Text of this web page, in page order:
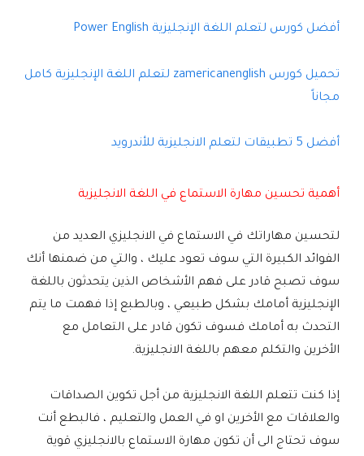
أفضل كورس لتعلم اللغة الإنجليزية Power English
تحميل كورس zamericanenglish لتعلم اللغة الإنجليزية كامل
مجاناً
أفضل 5 تطبيقات لتعلم الانجليزية للأندرويد
أهمية تحسين مهارة الاستماع في اللغة الانجليزية
لتحسين مهاراتك في الاستماع في الانجليزي العديد من
الفوائد الكبيرة التي سوف تعود عليك ، والتي من ضمنها أنك
سوف تصبح قادر على فهم الأشخاص الذين يتحدثون باللغة
الإنجليزية أمامك بشكل طبيعي ، وبالطبع إذا فهمت ما يتم
التحدث به أمامك فسوف تكون قادر على التعامل مع
الأخرين والتكلم معهم باللغة الانجليزية.
إذا كنت تتعلم اللغة الانجليزية من أجل تكوين الصداقات
والعلاقات مع الأخرين او في العمل والتعليم ، فالبطع أنت
سوف تحتاج الى أن تكون مهارة الاستماع بالانجليزي قوية